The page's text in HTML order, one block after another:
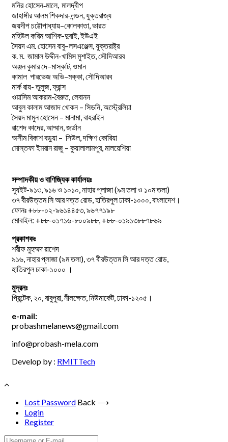
মনির হোসেন-মালে, মালদ্বীপ
জাহাঙ্গীর আলম শিকদার-লন্ডন, যুক্তরাজ্য
জয়দীপচট্টোপাধ্যায়–কোলকাতা ভারত
মহিউল করিম আশিক-দুবাই, ইউএই
সৈয়দএম. হোসেনবাবু–লসএঞ্জেল্স, যুক্তরাষ্ট্র
ক ম. জামালউদ্দীন-খামিস মুশাইত, সৌদিআরব
অঞ্জনকুমারদে–মাস্কাট, ওমান
কামাল পারভেজঅভি–মক্কা সৌদিআরব
মার্ক রায়- তুলুজ, ফ্রান্স
ওয়াসিম আকরাম-বৈরুত, লেবানন
আবুল কালাম আজাদ খোকন – সিডনি, অস্ট্রেলিয়া
সৈয়দ মামুন হোসেন – মানামা, বাহরাইন
রাশেদ কাদের, আম্মান, জর্ডান
অসীম বিকাশ বড়ুয়া – সিউল, দক্ষিণ কোরিয়া
মোস্তফা ইমরান রাজু – কুয়ালালামপুর, মালয়েশিয়া
সম্পাদকীয় ও বাণিজ্যিক কার্যালয়ঃ
স্যুইট-৯১৩, ৯১৬ ও ১০১০, নাহার প্লাজা (৯ম তলা ও ১০ম তলা)
৩৭ বীরউত্তম সি আর দত্ত রোড, হাতিরপুল ঢাকা-১০০০, বাংলাদেশ।
ফোনঃ +৮৮-০২-৯৬১৪৪৫৩, ৯৬৭৭১৯৮
মোবাইল: +৮৮-০১৭১৬-৮০০৯৮৮, +৮৮-০১৯১৩৮৮৭৮৬৯
প্রকাশকঃ
শরীফ মুহম্মদ রাশেদ
৯১৬, নাহার প্লাজা (৯ম তলা), ৩৭ বীরউত্তম সি আর দত্ত রোড,
হাতিরপুল ঢাকা-১০০০ ।
মুদ্রনঃ
প্রিন্টেক, ২০, বাবুপুরা, নীলক্ষেত, নিউমার্কেট, ঢাকা-১২০৫।
e-mail:
probashmelanews@gmail.com
info@probash-mela.com
Develop by : RMITTech
Lost Password Back ⟶
Login
Register